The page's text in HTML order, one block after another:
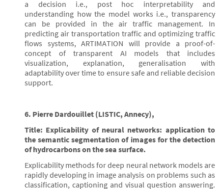
a decision i.e., post hoc interpretability and
understanding how the model works i.e., transparency
can be provided in the air traffic management. In
predicting air transportation traffic and optimizing traffic
flows systems, ARTIMATION will provide a proof-of-
concept of transparent AI models that includes
visualization, explanation, generalisation with
adaptability over time to ensure safe and reliable decision
support.
6. Pierre Dardouillet (LISTIC, Annecy),
Title: Explicability of neural networks: application to
the semantic segmentation of images for the detection
of hydrocarbons on the sea surface.
Explicability methods for deep neural network models are
rapidly developing in image analysis on problems such as
classification, captioning and visual question answering.